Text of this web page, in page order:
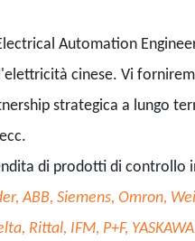
Automation
cinese. Vi
strategica a lungo
di prodotti di controllo
ABB, Siemens, Omron,
Rittal, IFM, P+F,